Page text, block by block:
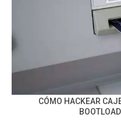
CÓMO HACKEAR